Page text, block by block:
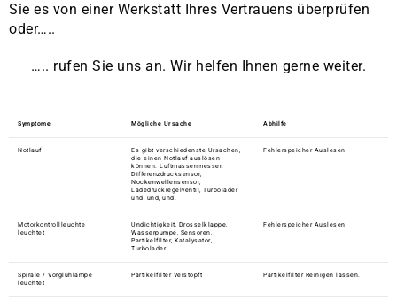
Sie es von einer Werkstatt Ihres Vertrauens überprüfen
oder…..
….. rufen Sie uns an. Wir helfen Ihnen gerne weiter.
Symptome Mögliche Ursache Abhilfe
Notlauf
Es gibt verschiedenste Ursachen,
die einen Notlauf auslösen
können. Luftmassenmesser.
Differenzdrucksensor,
Nockenwellensensor,
Ladedruckregelventil, Turbolader
und, und, und.
Fehlerspeicher Auslesen
Motorkontrollleuchte
leuchtet
Undichtigkeit, Drosselklappe,
Wasserpumpe, Sensoren,
Partikelfilter, Katalysator,
Turbolader
Fehlerspeicher Auslesen
Spirale / Vorglühlampe
leuchtet
Partikelfilter Verstopft Partikelfilter Reinigen lassen.